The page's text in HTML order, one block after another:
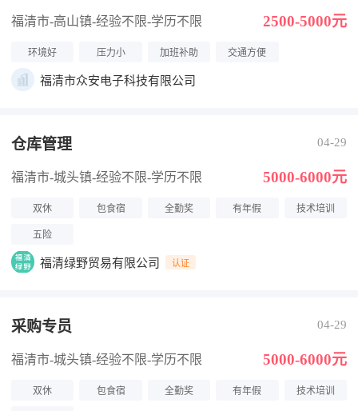
福清市-高山镇-经验不限-学历不限 2500-5000元
环境好 压力小 加班补助 交通方便
福清市众安电子科技有限公司
仓库管理 04-29
福清市-城头镇-经验不限-学历不限 5000-6000元
双休 包食宿 全勤奖 有年假 技术培训
五险
福清绿野贸易有限公司 认证
采购专员 04-29
福清市-城头镇-经验不限-学历不限 5000-6000元
双休 包食宿 全勤奖 有年假 技术培训